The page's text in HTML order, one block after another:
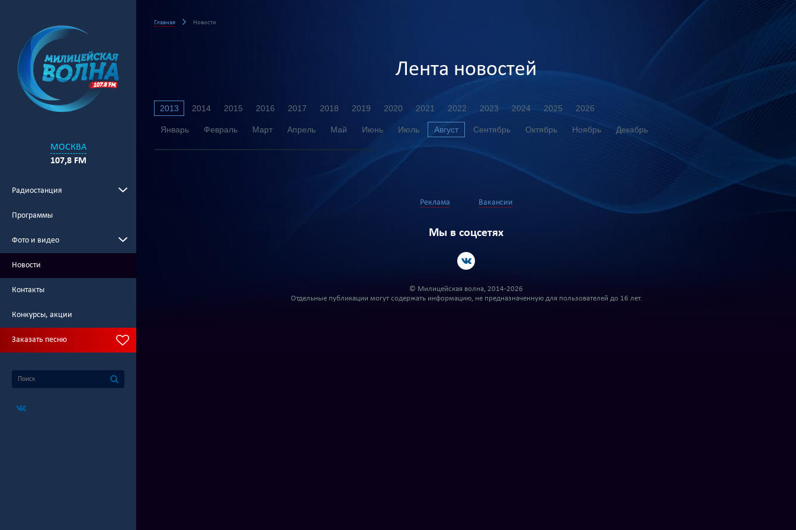
МОСКВА
107,8 FM
Радиостанция
Программы
Фото и видео
Новости
Контакты
Конкурсы, акции
Заказать песню
Главная Новости
Лента новостей
2013 2014 2015 2016 2017 2018 2019 2020 2021 2022 2023 2024 2025 2026
Январь Февраль Март Апрель Май Июнь Июль Август Сентябрь Октябрь Ноябрь Декабрь
Реклама Вакансии
Мы в соцсетях
© Милицейская волна, 2014-2026
Отдельные публикации могут содержать информацию, не предназначенную для пользователей до 16 лет.